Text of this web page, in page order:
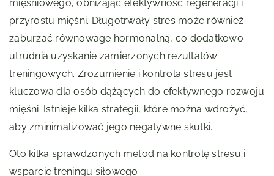
mięśniowego, obniżając efektywność regeneracji i
przyrostu mięśni. Długotrwały stres może również
zaburzać równowagę hormonalną, co dodatkowo
utrudnia uzyskanie zamierzonych rezultatów
treningowych. Zrozumienie i kontrola stresu jest
kluczowa dla osób dążących do efektywnego rozwoju
mięśni. Istnieje kilka strategii, które można wdrożyć,
aby zminimalizować jego negatywne skutki.
Oto kilka sprawdzonych metod na kontrolę stresu i
wsparcie treningu siłowego: